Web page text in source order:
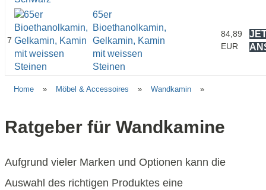
7
65er
Bioethanolkamin,
Gelkamin, Kamin
mit weissen
Steinen
84,89
EUR
Home » Möbel & Accessoires » Wandkamin »
Ratgeber für Wandkamine
Aufgrund vieler Marken und Optionen kann die
Auswahl des richtigen Produktes eine